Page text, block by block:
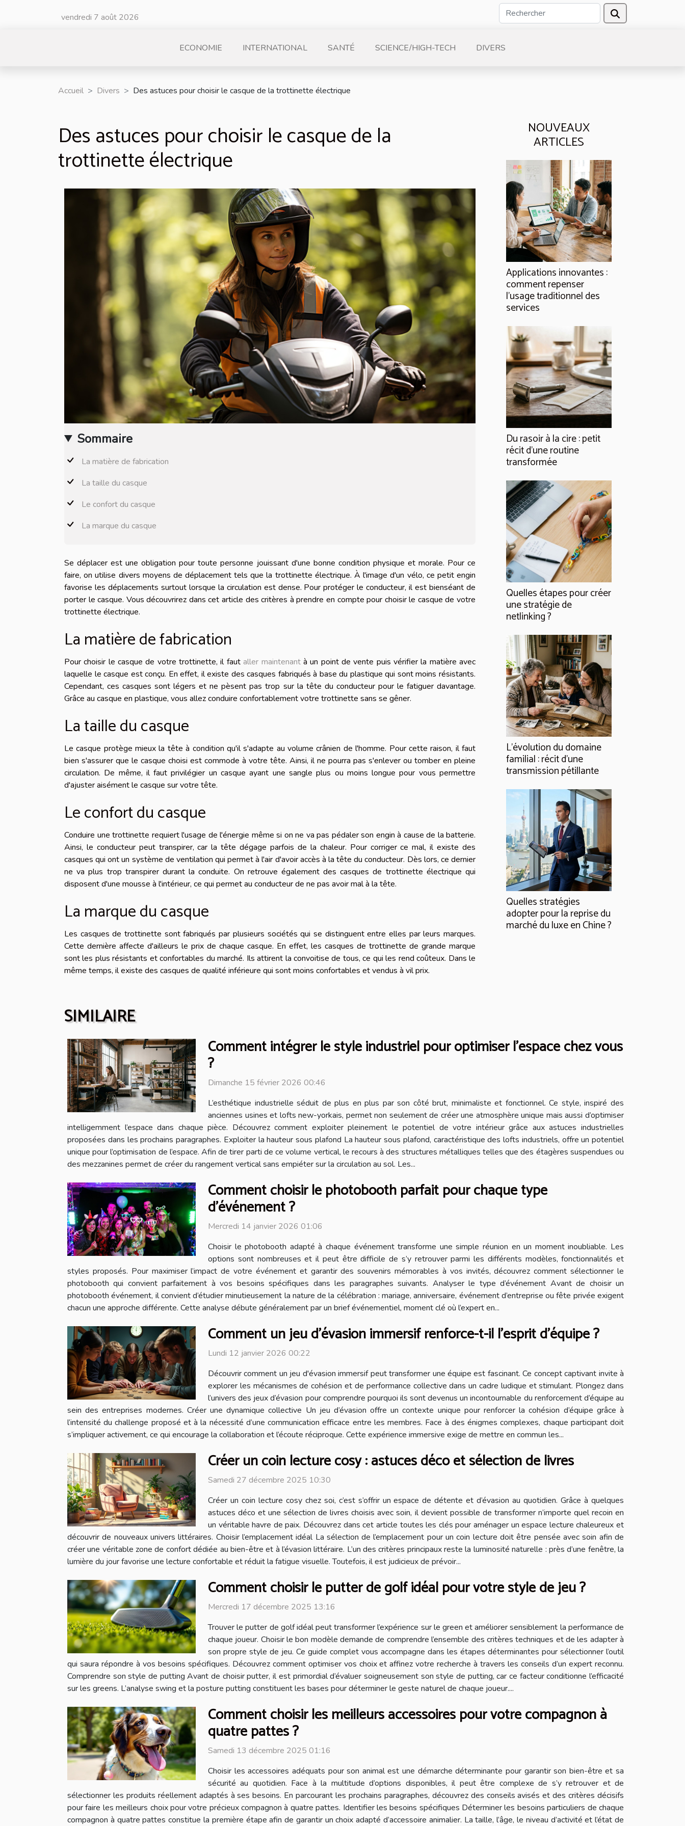
vendredi 7 août 2026
ECONOMIE INTERNATIONAL SANTÉ SCIENCE/HIGH-TECH DIVERS
Accueil Divers Des astuces pour choisir le casque de la trottinette électrique
Des astuces pour choisir le casque de la
trottinette électrique
Sommaire
La matière de fabrication
La taille du casque
Le confort du casque
La marque du casque
Se déplacer est une obligation pour toute personne jouissant d'une bonne condition physique et morale. Pour ce
faire, on utilise divers moyens de déplacement tels que la trottinette électrique. À l'image d'un vélo, ce petit engin
favorise les déplacements surtout lorsque la circulation est dense. Pour protéger le conducteur, il est bienséant de
porter le casque. Vous découvrirez dans cet article des critères à prendre en compte pour choisir le casque de votre
trottinette électrique.
La matière de fabrication
Pour choisir le casque de votre trottinette, il fautaller maintenantà un point de vente puis vérifier la matière avec
laquelle le casque est conçu. En effet, il existe des casques fabriqués à base du plastique qui sont moins résistants.
Cependant, ces casques sont légers et ne pèsent pas trop sur la tête du conducteur pour le fatiguer davantage.
Grâce au casque en plastique, vous allez conduire confortablement votre trottinette sans se gêner.
La taille du casque
Le casque protège mieux la tête à condition qu'il s'adapte au volume crânien de l'homme. Pour cette raison, il faut
bien s'assurer que le casque choisi est commode à votre tête. Ainsi, il ne pourra pas s'enlever ou tomber en pleine
circulation. De même, il faut privilégier un casque ayant une sangle plus ou moins longue pour vous permettre
d'ajuster aisément le casque sur votre tête.
Le confort du casque
Conduire une trottinette requiert l'usage de l'énergie même si on ne va pas pédaler son engin à cause de la batterie.
Ainsi, le conducteur peut transpirer, car la tête dégage parfois de la chaleur. Pour corriger ce mal, il existe des
casques qui ont un système de ventilation qui permet à l'air d'avoir accès à la tête du conducteur. Dès lors, ce dernier
ne va plus trop transpirer durant la conduite. On retrouve également des casques de trottinette électrique qui
disposent d'une mousse à l'intérieur, ce qui permet au conducteur de ne pas avoir mal à la tête.
La marque du casque
Les casques de trottinette sont fabriqués par plusieurs sociétés qui se distinguent entre elles par leurs marques.
Cette dernière affecte d'ailleurs le prix de chaque casque. En effet, les casques de trottinette de grande marque
sont les plus résistants et confortables du marché. Ils attirent la convoitise de tous, ce qui les rend coûteux. Dans le
même temps, il existe des casques de qualité inférieure qui sont moins confortables et vendus à vil prix.
NOUVEAUX
ARTICLES
Applications innovantes :
comment repenser
l’usage traditionnel des
services
Du rasoir à la cire : petit
récit d’une routine
transformée
Quelles étapes pour créer
une stratégie de
netlinking ?
L’évolution du domaine
familial : récit d’une
transmission pétillante
Quelles stratégies
adopter pour la reprise du
marché du luxe en Chine ?
SIMILAIRE
Comment intégrer le style industriel pour optimiser l'espace chez vous
?
Dimanche 15 février 2026 00:46
L’esthétique industrielle séduit de plus en plus par son côté brut, minimaliste et fonctionnel. Ce style, inspiré des
anciennes usines et lofts new-yorkais, permet non seulement de créer une atmosphère unique mais aussi d’optimiser
intelligemment l’espace dans chaque pièce. Découvrez comment exploiter pleinement le potentiel de votre intérieur grâce aux astuces industrielles
proposées dans les prochains paragraphes. Exploiter la hauteur sous plafond La hauteur sous plafond, caractéristique des lofts industriels, offre un potentiel
unique pour l’optimisation de l’espace. Afin de tirer parti de ce volume vertical, le recours à des structures métalliques telles que des étagères suspendues ou
des mezzanines permet de créer du rangement vertical sans empiéter sur la circulation au sol. Les...
Comment choisir le photobooth parfait pour chaque type
d'événement ?
Mercredi 14 janvier 2026 01:06
Choisir le photobooth adapté à chaque événement transforme une simple réunion en un moment inoubliable. Les
options sont nombreuses et il peut être difficile de s’y retrouver parmi les différents modèles, fonctionnalités et
styles proposés. Pour maximiser l’impact de votre événement et garantir des souvenirs mémorables à vos invités, découvrez comment sélectionner le
photobooth qui convient parfaitement à vos besoins spécifiques dans les paragraphes suivants. Analyser le type d’événement Avant de choisir un
photobooth événement, il convient d’étudier minutieusement la nature de la célébration : mariage, anniversaire, événement d’entreprise ou fête privée exigent
chacun une approche différente. Cette analyse débute généralement par un brief événementiel, moment clé où l’expert en...
Comment un jeu d'évasion immersif renforce-t-il l'esprit d'équipe ?
Lundi 12 janvier 2026 00:22
Découvrir comment un jeu d'évasion immersif peut transformer une équipe est fascinant. Ce concept captivant invite à
explorer les mécanismes de cohésion et de performance collective dans un cadre ludique et stimulant. Plongez dans
l’univers des jeux d’évasion pour comprendre pourquoi ils sont devenus un incontournable du renforcement d’équipe au
sein des entreprises modernes. Créer une dynamique collective Un jeu d’évasion offre un contexte unique pour renforcer la cohésion d’équipe grâce à
l’intensité du challenge proposé et à la nécessité d’une communication efficace entre les membres. Face à des énigmes complexes, chaque participant doit
s’impliquer activement, ce qui encourage la collaboration et l’écoute réciproque. Cette expérience immersive exige de mettre en commun les...
Créer un coin lecture cosy : astuces déco et sélection de livres
Samedi 27 décembre 2025 10:30
Créer un coin lecture cosy chez soi, c’est s’offrir un espace de détente et d’évasion au quotidien. Grâce à quelques
astuces déco et une sélection de livres choisis avec soin, il devient possible de transformer n’importe quel recoin en
un véritable havre de paix. Découvrez dans cet article toutes les clés pour aménager un espace lecture chaleureux et
découvrir de nouveaux univers littéraires. Choisir l’emplacement idéal La sélection de l’emplacement pour un coin lecture doit être pensée avec soin afin de
créer une véritable zone de confort dédiée au bien-être et à l’évasion littéraire. L’un des critères principaux reste la luminosité naturelle : près d’une fenêtre, la
lumière du jour favorise une lecture confortable et réduit la fatigue visuelle. Toutefois, il est judicieux de prévoir...
Comment choisir le putter de golf idéal pour votre style de jeu ?
Mercredi 17 décembre 2025 13:16
Trouver le putter de golf idéal peut transformer l’expérience sur le green et améliorer sensiblement la performance de
chaque joueur. Choisir le bon modèle demande de comprendre l’ensemble des critères techniques et de les adapter à
son propre style de jeu. Ce guide complet vous accompagne dans les étapes déterminantes pour sélectionner l’outil
qui saura répondre à vos besoins spécifiques. Découvrez comment optimiser vos choix et affinez votre recherche à travers les conseils d’un expert reconnu.
Comprendre son style de putting Avant de choisir putter, il est primordial d’évaluer soigneusement son style de putting, car ce facteur conditionne l’efficacité
sur les greens. L’analyse swing et la posture putting constituent les bases pour déterminer le geste naturel de chaque joueur....
Comment choisir les meilleurs accessoires pour votre compagnon à
quatre pattes ?
Samedi 13 décembre 2025 01:16
Choisir les accessoires adéquats pour son animal est une démarche déterminante pour garantir son bien-être et sa
sécurité au quotidien. Face à la multitude d’options disponibles, il peut être complexe de s’y retrouver et de
sélectionner les produits réellement adaptés à ses besoins. En parcourant les prochains paragraphes, découvrez des conseils avisés et des critères décisifs
pour faire les meilleurs choix pour votre précieux compagnon à quatre pattes. Identifier les besoins spécifiques Déterminer les besoins particuliers de chaque
compagnon à quatre pattes constitue la première étape afin de garantir un choix adapté d’accessoire animalier. La taille, l’âge, le niveau d’activité et l’état de